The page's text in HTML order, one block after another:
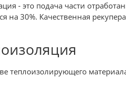
- это подача части
на 30%. Качественная
теплоизолирующего